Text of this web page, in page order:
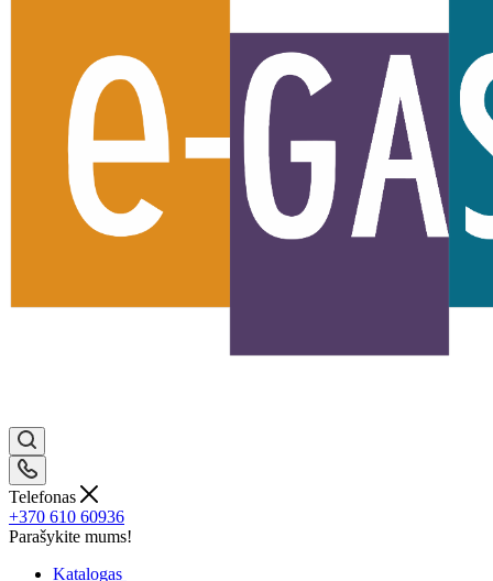
Telefonas
+370 610 60936
Parašykite mums!
Katalogas